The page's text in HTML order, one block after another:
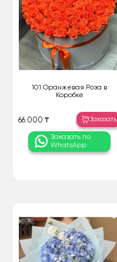
101 Оранжевая Роза в
Коробке
66 000 ₸ Заказать
Заказать по
WhatsApp